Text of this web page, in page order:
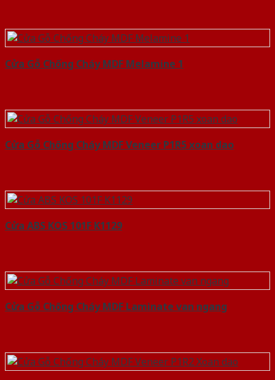
Cửa Gỗ Chống Cháy MDF Melamine 1
Cửa Gỗ Chống Cháy MDF Veneer P1R5 xoan dao
Cửa ABS KOS 101F K1129
Cửa Gỗ Chống Cháy MDF Laminate van ngang